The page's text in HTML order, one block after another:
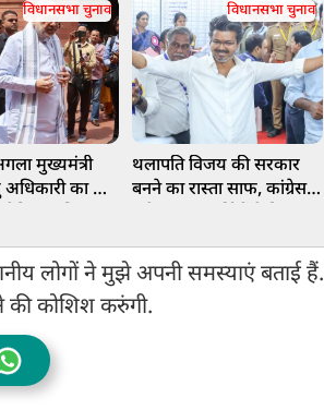
विधानसभा चुनाव
मुख्यमंत्री
का नाम
विधानसभा चुनाव
थलापति विजय की सरकार
बनने का रास्ता साफ, कांग्रेस
का जादुई आंकड़ा
लोगों ने मुझे अपनी समस्याएं बताई हैं.
कोशिश करुंगी.